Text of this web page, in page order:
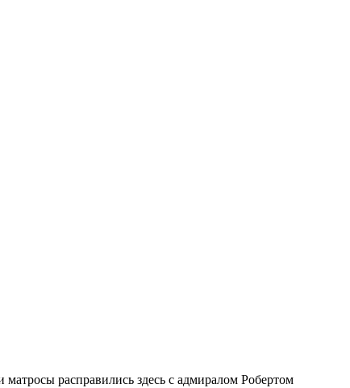
расправились здесь с адмиралом Робертом